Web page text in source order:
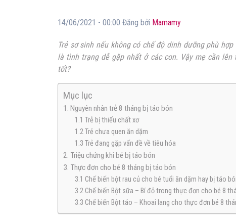
14/06/2021 - 00:00 Đăng bởi Mamamy
Trẻ sơ sinh nếu không có chế độ dinh dưỡng phù
là tình trạng dễ gặp nhất ở các con. Vậy mẹ cần lên
tốt?
Mục lục
1. Nguyên nhân trẻ 8 tháng bị táo bón
1.1 Trẻ bị thiếu chất xơ
1.2 Trẻ chưa quen ăn dặm
1.3 Trẻ đang gặp vấn đề về tiêu hóa
2. Triệu chứng khi bé bị táo bón
3. Thực đơn cho bé 8 tháng bị táo bón
3.1 Chế biến bột rau củ cho bé tuổi ăn dặm hay bị táo
3.2 Chế biến Bột sữa – Bí đỏ trong thực đơn cho bé 8
3.3 Chế biến Bột táo – Khoai lang cho thực đơn bé 8